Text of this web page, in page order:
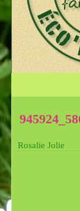
Rosalie Jolie